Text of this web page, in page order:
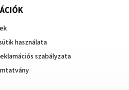
használata
szabályzata